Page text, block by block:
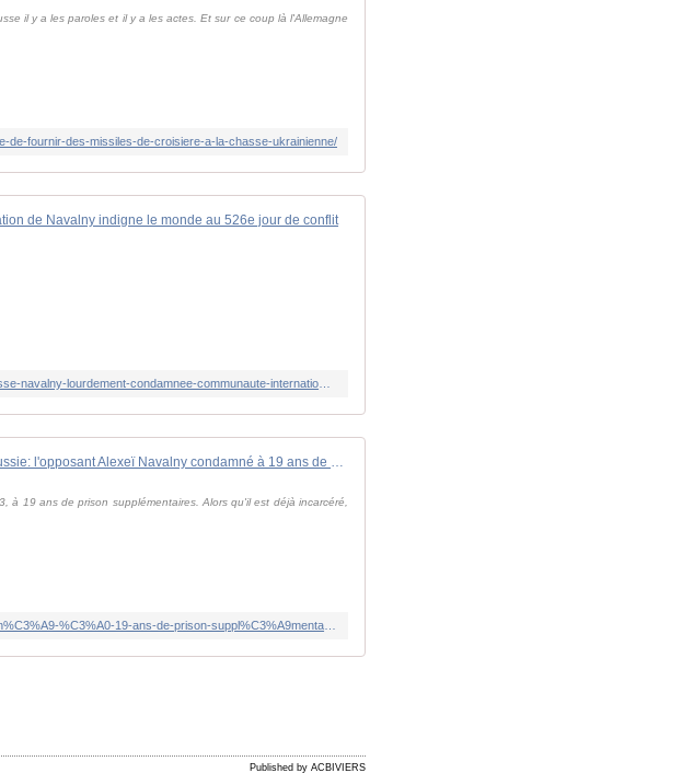
il y a les paroles et il y a les actes. Et sur ce coup là l'Allemagne
de-fournir-des-missiles-de-croisiere-a-la-chasse-ukrainienne/
de Navalny indigne le monde au 526e jour de conflit
Russie: l'opposant Alexeï Navalny condamné à 19 ans de prison supplémentaires
19 ans de prison supplémentaires. Alors qu'il est déjà incarcéré,
Published by ACBIVIERS